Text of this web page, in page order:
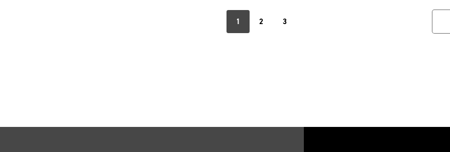
1 2 3